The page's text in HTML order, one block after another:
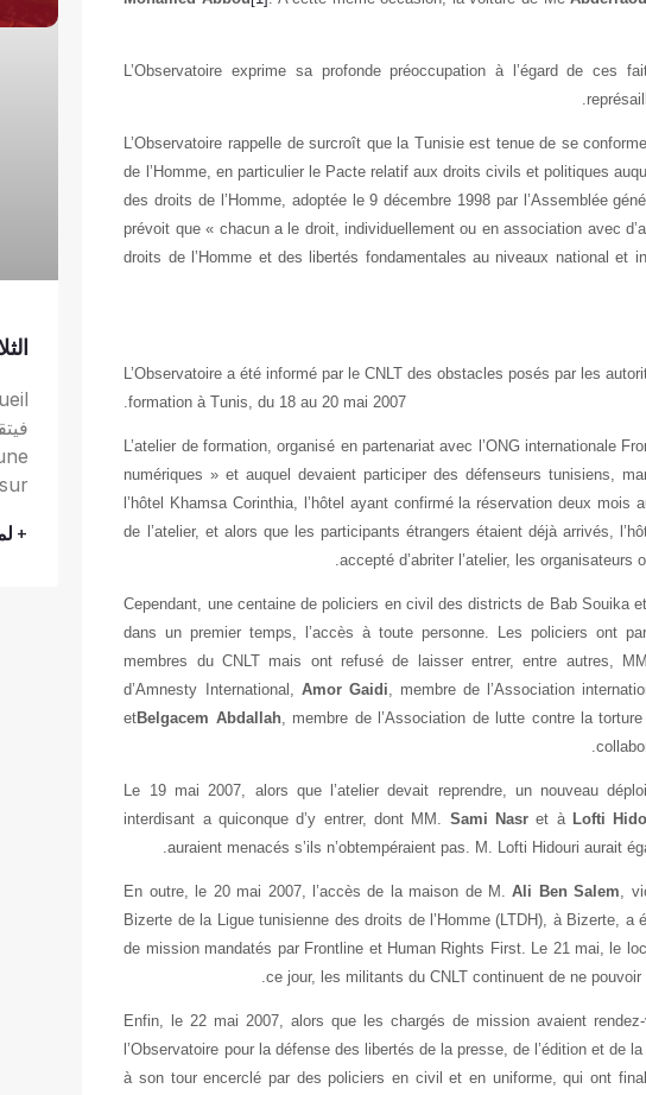
L’Observatoire exprime sa profonde préoccupation à l’égard de ces
L’Observatoire rappelle de surcroît que la Tunisie est tenue de se
de l’Homme, en particulier le Pacte relatif aux droits civils et politiques
des droits de l’Homme, adoptée le 9 décembre 1998 par l’Assemblée
prévoit que « chacun a le droit, individuellement ou en association avec
droits de l’Homme et des libertés fondamentales au niveaux national
L’Observatoire a été informé par le CNLT des obstacles posés par les
formation à Tunis, du 18 au 20 mai 2007.
L’atelier de formation, organisé en partenariat avec l’ONG internationale
numériques » et auquel devaient participer des défenseurs tunisiens,
l’hôtel Khamsa Corinthia, l’hôtel ayant confirmé la réservation deux
de l’atelier, et alors que les participants étrangers étaient déjà arrivés,
accepté d’abriter l’atelier, les
Cependant, une centaine de policiers en civil des districts de Bab Souika
dans un premier temps, l’accès à toute personne. Les policiers ont
membres du CNLT mais ont refusé de laisser entrer, entre autres,
d’Amnesty International, Amor Gaidi , membre de l’Association
etBelgacem Abdallah , membre de l’Association de lutte contre la
Le 19 mai 2007, alors que l’atelier devait reprendre, un nouveau
interdisant a quiconque d’y entrer, dont MM. Sami Nasr et à Lofti
auraient menacés s’ils n’obtempéraient pas. M. Lofti Hidouri aurait
En outre, le 20 mai 2007, l’accès de la maison de M.Ali Ben Salem ,
Bizerte de la Ligue tunisienne des droits de l’Homme (LTDH), à Bizerte, a
de mission mandatés par Frontline et Human Rights First. Le 21 mai, le
ce jour, les militants du CNLT continuent de ne
Enfin, le 22 mai 2007, alors que les chargés de mission avaient
l’Observatoire pour la défense des libertés de la presse, de l’édition et de
à son tour encerclé par des policiers en civil et en uniforme, qui ont
+